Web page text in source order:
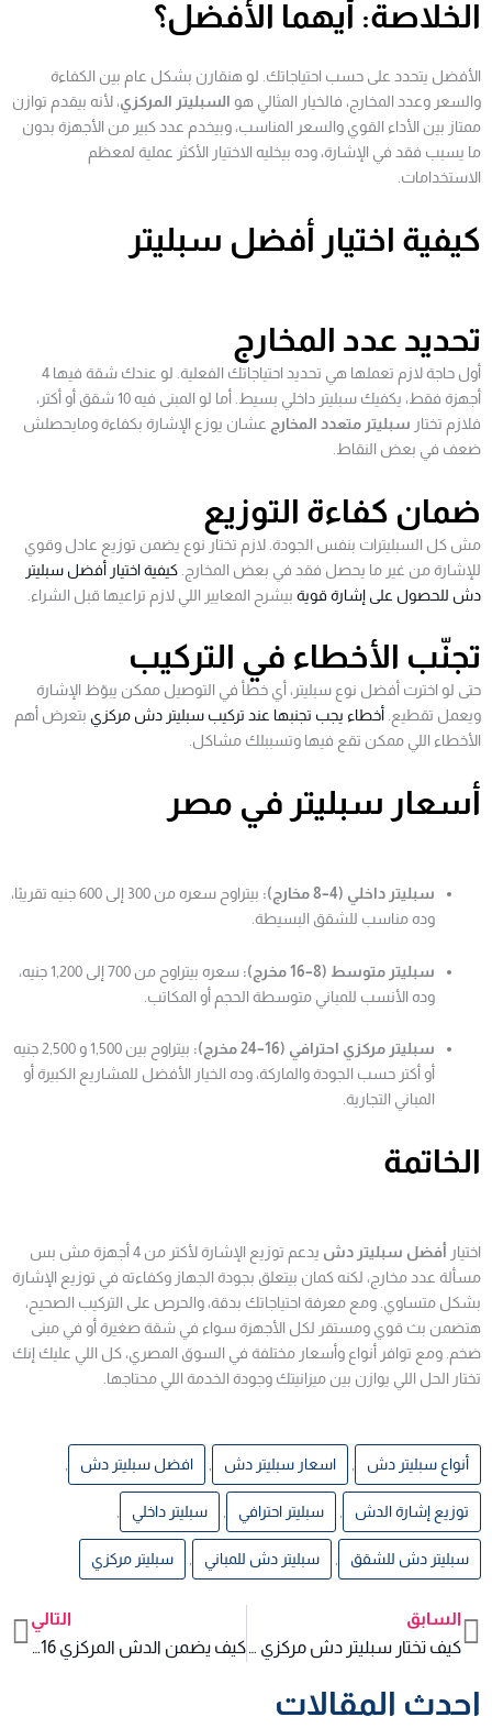
الخلاصة: أيهما الأفضل؟
الأفضل يتحدد على حسب احتياجاتك. لو هنقارن بشكل عام بين الكفاءة
والسعر وعدد المخارج، فالخيار المثالي هو السبليتر المركزي، لأنه بيقدم توازن
ممتاز بين الأداء القوي والسعر المناسب، وبيخدم عدد كبير من الأجهزة بدون
ما يسبب فقد في الإشارة، وده بيخليه الاختيار الأكثر عملية لمعظم
الاستخدامات.
كيفية اختيار أفضل سبليتر
تحديد عدد المخارج
أول حاجة لازم تعملها هي تحديد احتياجاتك الفعلية. لو عندك شقة فيها 4
أجهزة فقط، يكفيك سبليتر داخلي بسيط. أما لو المبنى فيه 10 شقق أو أكتر،
فلازم تختار سبليتر متعدد المخارج عشان يوزع الإشارة بكفاءة ومايحصلش
ضعف في بعض النقاط.
ضمان كفاءة التوزيع
مش كل السبليترات بنفس الجودة. لازم تختار نوع يضمن توزيع عادل وقوي
للإشارة من غير ما يحصل فقد في بعض المخارج. كيفية اختيار أفضل سبليتر
دش للحصول على إشارة قوية بيشرح المعايير اللي لازم تراعيها قبل الشراء.
تجنّب الأخطاء في التركيب
حتى لو اخترت أفضل نوع سبليتر، أي خطأ في التوصيل ممكن يبوّظ الإشارة
ويعمل تقطيع. أخطاء يجب تجنبها عند تركيب سبليتر دش مركزي بتعرض أهم
الأخطاء اللي ممكن تقع فيها وتسببلك مشاكل.
أسعار سبليتر في مصر
سبليتر داخلي (4–8 مخارج):
بيتراوح سعره من 300 إلى 600 جنيه تقريبًا،
وده مناسب للشقق البسيطة.
سبليتر متوسط (8–16 مخرج):
سعره بيتراوح من 700 إلى 1,200 جنيه،
وده الأنسب للمباني متوسطة الحجم أو المكاتب.
سبليتر مركزي احترافي (16–24 مخرج):
بيتراوح بين 1,500 و 2,500 جنيه
أو أكتر حسب الجودة والماركة، وده الخيار الأفضل للمشاريع الكبيرة أو
المباني التجارية.
الخاتمة
اختيار أفضل سبليتر دش
يدعم توزيع الإشارة لأكتر من 4 أجهزة مش بس
مسألة عدد مخارج، لكنه كمان بيتعلق بجودة الجهاز وكفاءته في توزيع الإشارة
بشكل متساوي. ومع معرفة احتياجاتك بدقة، والحرص على التركيب الصحيح،
هتضمن بث قوي ومستقر لكل الأجهزة سواء في شقة صغيرة أو في مبنى
ضخم. ومع توافر أنواع وأسعار مختلفة في السوق المصري، كل اللي عليك إنك
تختار الحل اللي يوازن بين ميزانيتك وجودة الخدمة اللي محتاجها.
أنواع سبليتر دش اسعار سبليتر دش افضل سبليتر دش
توزيع إشارة الدش سبليتر احترافي سبليتر داخلي
سبليتر دش للشقق سبليتر دش للمباني سبليتر مركزي
Prev
السابق
كيف تختار سبليتر دش مركزي لا يفقد الإشارة مع تعدد التوصيلات؟
التالي
كيف يضمن الدش المركزي 16 خط بثًا بدون انقطاع للمباني التجارية؟
احدث المقالات